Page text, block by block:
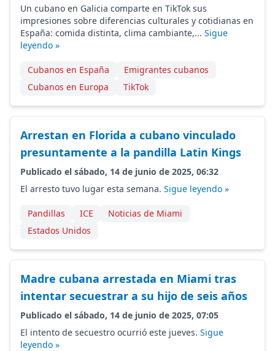
Un cubano en Galicia comparte en TikTok sus
impresiones sobre diferencias culturales y cotidianas en
España: comida distinta, clima cambiante,... Sigue
leyendo »
Cubanos en España
Emigrantes cubanos
Cubanos en Europa
TikTok
Arrestan en Florida a cubano vinculado
presuntamente a la pandilla Latin Kings
Publicado el sábado, 14 de junio de 2025, 06:32
El arresto tuvo lugar esta semana. Sigue leyendo »
Pandillas ICE
Noticias de Miami
Estados Unidos
Madre cubana arrestada en Miami tras
intentar secuestrar a su hijo de seis años
Publicado el sábado, 14 de junio de 2025, 07:05
El intento de secuestro ocurrió este jueves. Sigue
leyendo »